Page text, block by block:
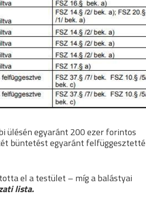
ülésén egyaránt 200 ezer forintos
büntetést egyaránt
el a testület – míg a balástyai
lista.